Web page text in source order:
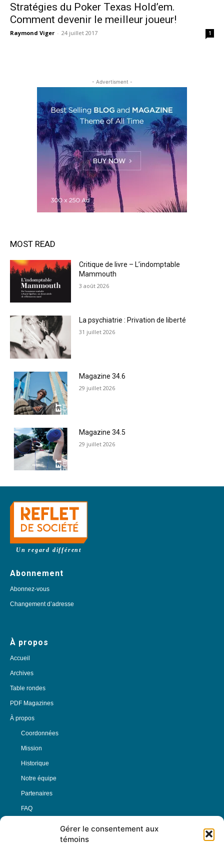
Gérer le consentement aux
témoins
Stratégies du Poker Texas Hold’em.
Comment devenir le meilleur joueur!
Raymond Viger - 24 juillet 2017 1
- Advertisment -
MOST READ
Critique de livre – L’indomptable
Mammouth
3 août 2026
La psychiatrie : Privation de liberté
31 juillet 2026
Magazine 34.6
29 juillet 2026
Magazine 34.5
29 juillet 2026
Un regard différent
Abonnement
Abonnez-vous
Changement d’adresse
À propos
Accueil
Archives
Table rondes
PDF Magazines
À propos
Coordonnées
Mission
Historique
Notre équipe
Partenaires
FAQ